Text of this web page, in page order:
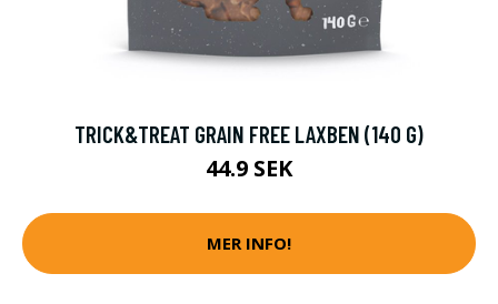
TRICK&TREAT GRAIN FREE LAXBEN (140 G)
44.9 SEK
MER INFO!